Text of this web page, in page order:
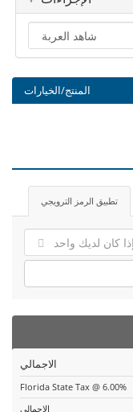
المنتج/الخيارات
تطبيق الرمز الترويجي
الاجمالي
Florida State Tax @ 6.00%
الاجمالي